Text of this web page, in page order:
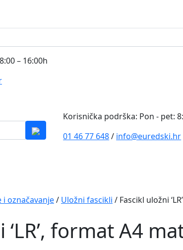
– 16:00h
Korisnička podrška: Pon - pet:
01 46 77 648/ info@euredski.hr
označavanje/ Uložni fascikli / Fascikl uložni
‘LR’, format A4